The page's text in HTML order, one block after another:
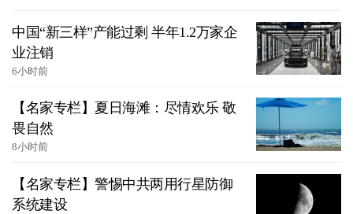
中国“新三样”产能过剩 半年1.2万家企
业注销
6小时前
【名家专栏】夏日海滩：尽情欢乐 敬
畏自然
8小时前
【名家专栏】警惕中共两用行星防御
系统建设